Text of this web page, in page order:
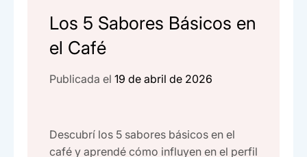
Los 5 Sabores Básicos en
el Café
Publicada el 19 de abril de 2026
Descubrí los 5 sabores básicos en el
café y aprendé cómo influyen en el perfil